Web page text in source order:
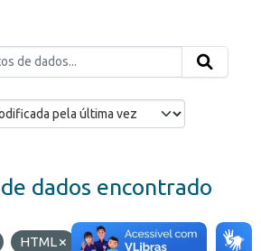
dados encontrado
HTML
Etiquetas: